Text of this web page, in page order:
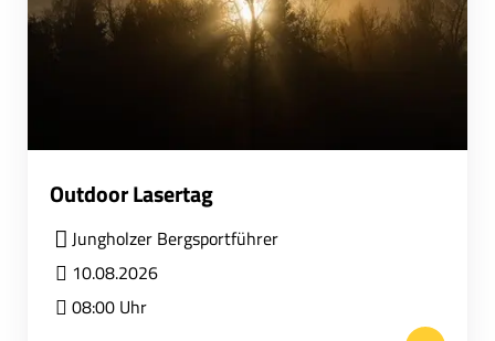
Outdoor Lasertag
Jungholzer Bergsportführer
10.08.2026
08:00 Uhr